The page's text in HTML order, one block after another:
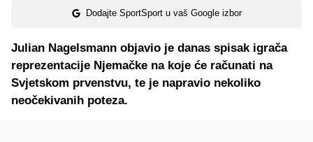
Dodajte SportSport u vaš Google izbor
Julian Nagelsmann objavio je danas spisak igrača
reprezentacije Njemačke na koje će računati na
Svjetskom prvenstvu, te je napravio nekoliko
neočekivanih poteza.